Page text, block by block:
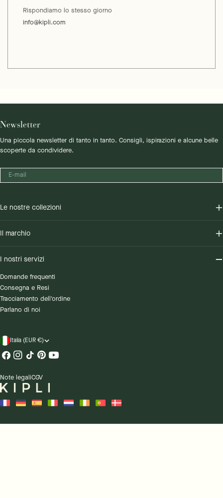
Rispondiamo lo stesso giorno
info@kipli.com
Newsletter
Una piccola newsletter di tanto in tanto. Consigli, ispirazioni e alcune belle
scoperte da condividere.
mail
Le nostre collezioni
Il marchio
I nostri servizi
Domande frequenti
Consegna e Resi
Tracciamento dell'ordine
Parlano di noi
Paese/regione
Italia (EUR €)
Facebook
Instagram
Tic
PinterestYoutube
Note legaliCGV